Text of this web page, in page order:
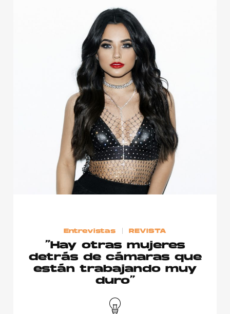
Entrevistas REVISTA
“Hay otras mujeres
detrás de cámaras que
están trabajando muy
duro”